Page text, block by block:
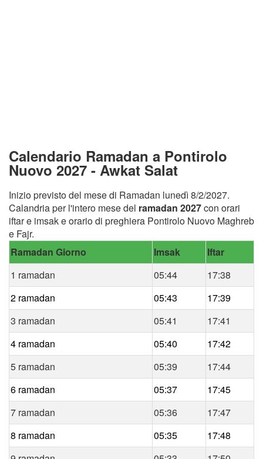
Calendario Ramadan a Pontirolo
Nuovo 2027 - Awkat Salat
Inizio previsto del mese di Ramadan lunedì 8/2/2027.
Calandria per l'intero mese del ramadan 2027con orari
iftar e imsak e orario di preghiera Pontirolo Nuovo Maghreb
e Fajr.
Ramadan Giorno
Imsak
Iftar
1 ramadan
05:44
17:38
2 ramadan
05:43
17:39
3 ramadan
05:41
17:41
4 ramadan
05:40
17:42
5 ramadan
05:39
17:44
6 ramadan
05:37
17:45
7 ramadan
05:36
17:47
8 ramadan
05:35
17:48